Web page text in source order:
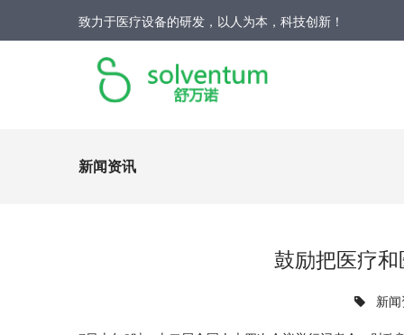
致力于医疗设备的研发，以人为本，科技创新！
新闻资讯
鼓励把医疗
新